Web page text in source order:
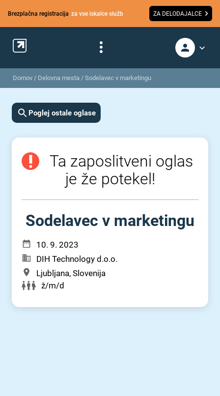
Brezplačna registracija za vse iskalce služb ZA DELODAJALCE
Domov / Delovna mesta / Sodelavec v marketingu
Poglej ostale oglase
Ta zaposlitveni oglas
je že potekel!
Sodelavec v marketingu
10. 9. 2023
DIH Technology d.o.o.
Ljubljana, Slovenija
ž/m/d